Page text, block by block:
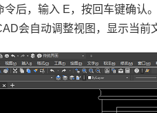
令后，输入 E，按回车键确认。
会自动调整视图，显示当前